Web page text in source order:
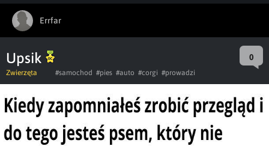
Errfar
Upsik 0
Zwierzęta #samochod #pies #auto #corgi #prowadzi